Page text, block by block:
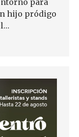
hijo pródigo